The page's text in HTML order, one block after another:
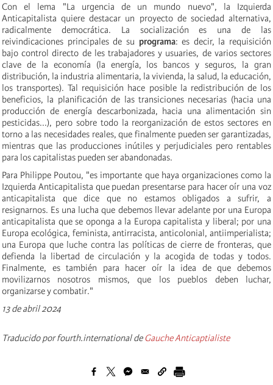
Con el lema "La urgencia de un mundo nuevo", la Izquierda
Anticapitalista quiere destacar un proyecto de sociedad alternativa,
radicalmente democrática. La socialización es una de las
reivindicaciones principales de su programa: es decir, la requisición
bajo control directo de les trabajadores y usuaries, de varios sectores
clave de la economía (la energía, los bancos y seguros, la gran
distribución, la industria alimentaria, la vivienda, la salud, la educación,
los transportes). Tal requisición hace posible la redistribución de los
beneficios, la planificación de las transiciones necesarias (hacia una
producción de energía descarbonizada, hacia una alimentación sin
pesticidas...), pero sobre todo la reorganización de estos sectores en
torno a las necesidades reales, que finalmente pueden ser garantizadas,
mientras que las producciones inútiles y perjudiciales pero rentables
para los capitalistas pueden ser abandonadas.
Para Philippe Poutou, "es importante que haya organizaciones como la
Izquierda Anticapitalista que puedan presentarse para hacer oír una voz
anticapitalista que dice que no estamos obligados a sufrir, a
resignarnos. Es una lucha que debemos llevar adelante por una Europa
anticapitalista que se oponga a la Europa capitalista y liberal; por una
Europa ecológica, feminista, antirracista, anticolonial, antiimperialista;
una Europa que luche contra las políticas de cierre de fronteras, que
defienda la libertad de circulación y la acogida de todas y todos.
Finalmente, es también para hacer oír la idea de que debemos
movilizarnos nosotros mismos, que los pueblos deben luchar,
organizarse y combatir."
13 de abril 2024
Traducido por fourth.international deGauche Anticaptialiste